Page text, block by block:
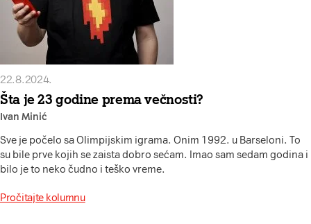
22.8.2024.
Šta je 23 godine prema večnosti?
Ivan Minić
Sve je počelo sa Olimpijskim igrama. Onim 1992. u Barseloni. To
su bile prve kojih se zaista dobro sećam. Imao sam sedam godina i
bilo je to neko čudno i teško vreme.
Pročitajte kolumnu